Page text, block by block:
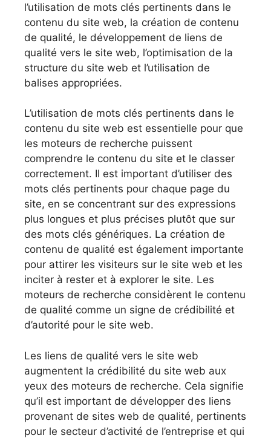
l’utilisation de mots clés pertinents dans le
contenu du site web, la création de contenu
de qualité, le développement de liens de
qualité vers le site web, l’optimisation de la
structure du site web et l’utilisation de
balises appropriées.
L’utilisation de mots clés pertinents dans le
contenu du site web est essentielle pour que
les moteurs de recherche puissent
comprendre le contenu du site et le classer
correctement. Il est important d’utiliser des
mots clés pertinents pour chaque page du
site, en se concentrant sur des expressions
plus longues et plus précises plutôt que sur
des mots clés génériques. La création de
contenu de qualité est également importante
pour attirer les visiteurs sur le site web et les
inciter à rester et à explorer le site. Les
moteurs de recherche considèrent le contenu
de qualité comme un signe de crédibilité et
d’autorité pour le site web.
Les liens de qualité vers le site web
augmentent la crédibilité du site web aux
yeux des moteurs de recherche. Cela signifie
qu’il est important de développer des liens
provenant de sites web de qualité, pertinents
pour le secteur d’activité de l’entreprise et qui